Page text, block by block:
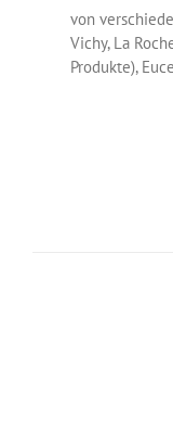
von
Vichy, La
Produkte),